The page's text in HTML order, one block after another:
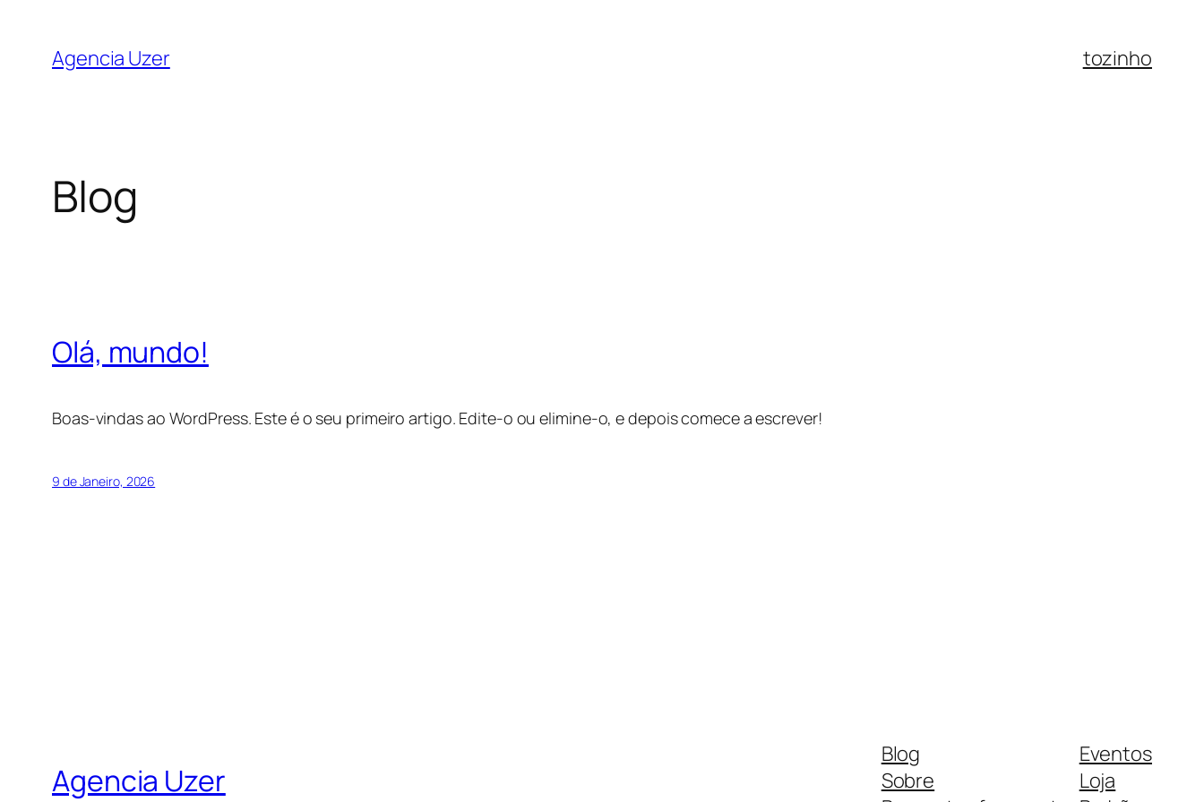
Agencia Uzer tozinho
Blog
Olá, mundo!
Boas-vindas ao WordPress. Este é o seu primeiro artigo. Edite-o ou elimine-o, e depois comece a escrever!
9 de Janeiro, 2026
Agencia Uzer
Blog
Sobre
Eventos
Loja